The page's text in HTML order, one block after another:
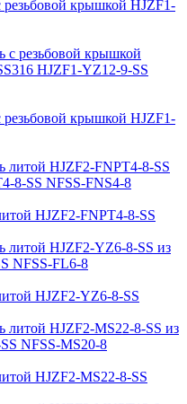
резьбовой крышкой HJZF1-
резьбовой крышкой HJZF1-
HJZF2-FNPT4-8-SS
HJZF2-YZ6-8-SS
HJZF2-MS22-8-SS